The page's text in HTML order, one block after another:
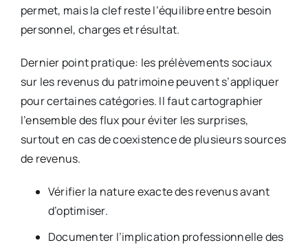
permet, mais la clef reste l’équilibre entre besoin
personnel, charges et résultat.
Dernier point pratique: les prélèvements sociaux
sur les revenus du patrimoine peuvent s’appliquer
pour certaines catégories. Il faut cartographier
l’ensemble des flux pour éviter les surprises,
surtout en cas de coexistence de plusieurs sources
de revenus.
Vérifier la nature exacte des revenus avant
d’optimiser.
Documenter l’implication professionnelle des